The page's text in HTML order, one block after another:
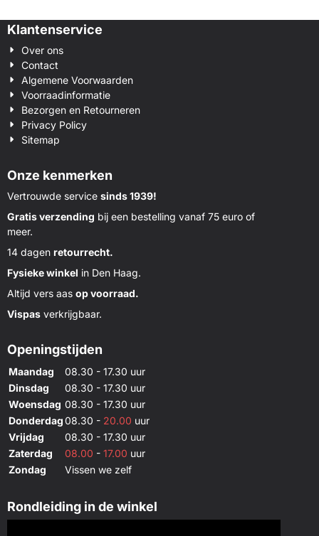
Klantenservice
Over ons
Contact
Algemene Voorwaarden
Voorraadinformatie
Bezorgen en Retourneren
Privacy Policy
Sitemap
Onze kenmerken
Vertrouwde service sinds 1939!
Gratis verzending bij een bestelling vanaf 75 euro of
meer.
14 dagen retourrecht.
Fysieke winkel in Den Haag.
Altijd vers aas op voorraad.
Vispas verkrijgbaar.
Openingstijden
Maandag
08.30 - 17.30 uur
Dinsdag
08.30 - 17.30 uur
Woensdag 08.30 - 17.30 uur
Donderdag08.30 - 20.00 uur
Vrijdag
08.30 - 17.30 uur
Zaterdag
08.00 - 17.00 uur
Zondag
Vissen we zelf
Rondleiding in de winkel